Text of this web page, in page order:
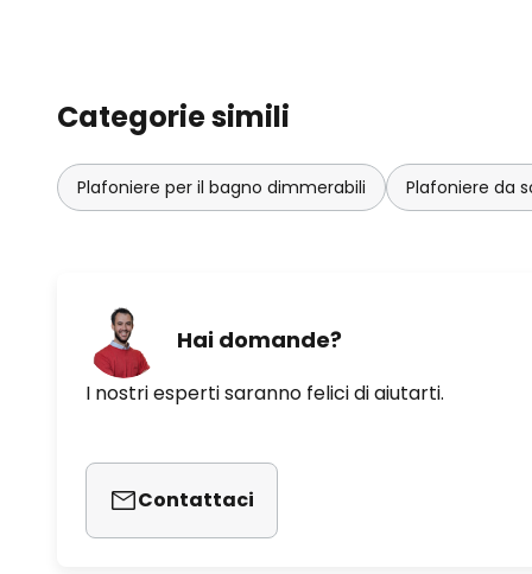
Categorie simili
Plafoniere per il bagno dimmerabili Plafoniere da
Hai domande?
I nostri esperti saranno felici di aiutarti.
Contattaci